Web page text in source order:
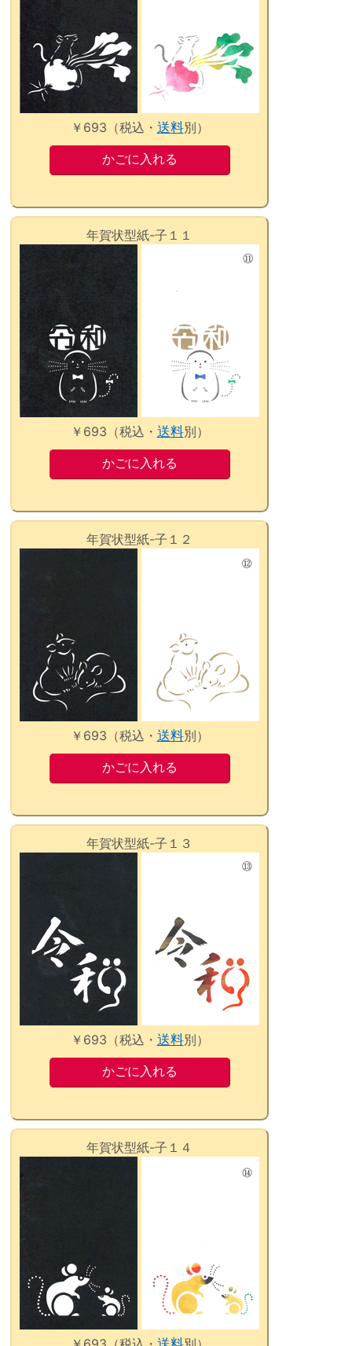
￥693（税込・ 送料別）
年賀状型紙-子１１
￥693（税込・ 送料別）
年賀状型紙-子１２
￥693（税込・ 送料別）
年賀状型紙-子１３
￥693（税込・ 送料別）
年賀状型紙-子１４